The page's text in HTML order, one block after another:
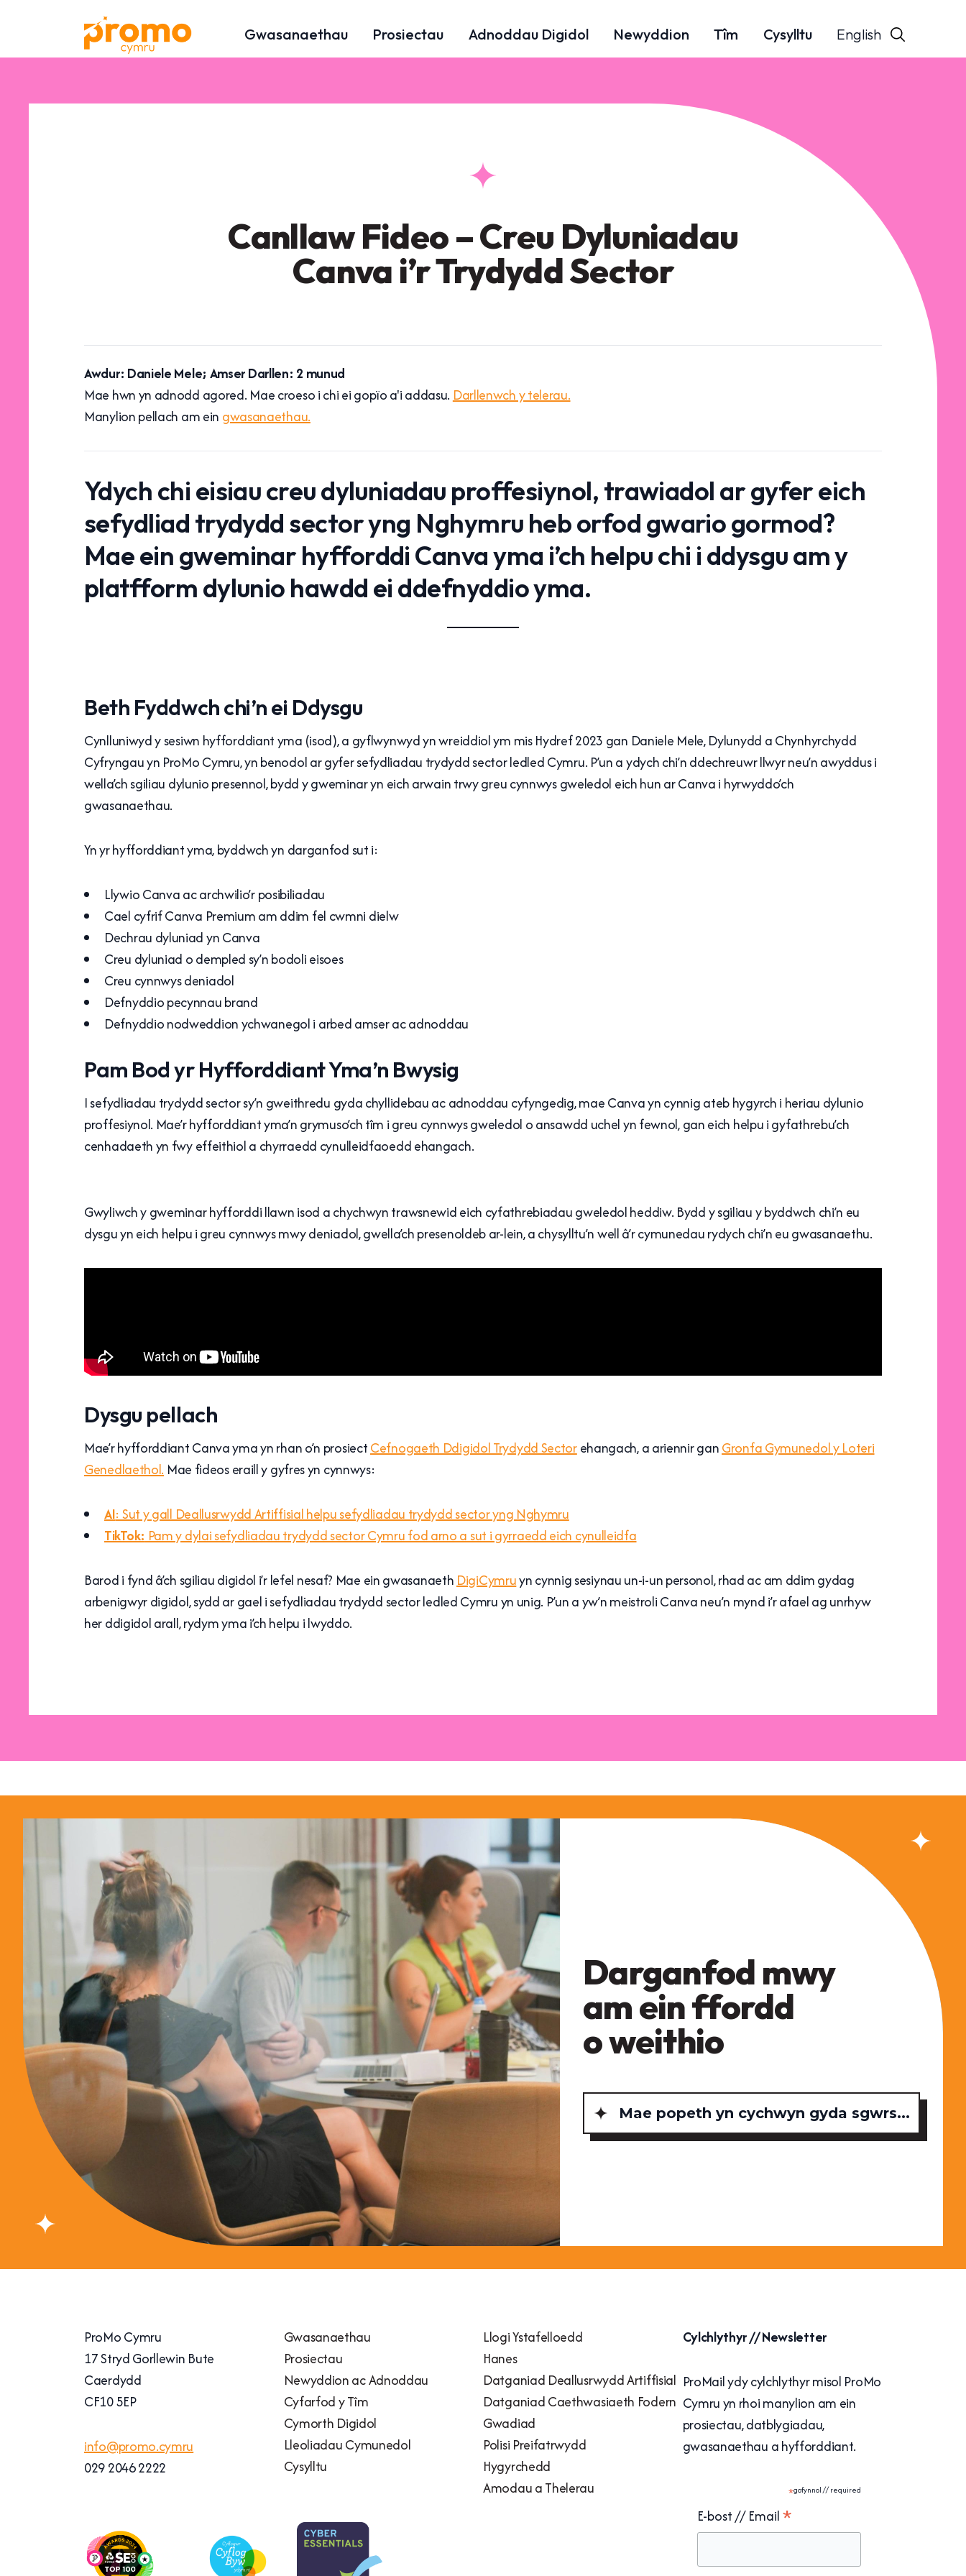
Gwasanaethau Prosiectau Adnoddau Digidol Newyddion Tîm Cysylltu English
Canllaw Fideo – Creu Dyluniadau
Canva i’r Trydydd Sector
Awdur: Daniele Mele; Amser Darllen: 2 munud
Mae hwn yn adnodd agored. Mae croeso i chi ei gopïo a'i addasu. Darllenwch y telerau.
Manylion pellach am ein gwasanaethau.
Ydych chi eisiau creu dyluniadau proffesiynol, trawiadol ar gyfer eich
sefydliad trydydd sector yng Nghymru heb orfod gwario gormod?
Mae ein gweminar hyfforddi Canva yma i’ch helpu chi i ddysgu am y
platfform dylunio hawdd ei ddefnyddio yma.
Beth Fyddwch chi’n ei Ddysgu
Cynlluniwyd y sesiwn hyfforddiant yma (isod), a gyflwynwyd yn wreiddiol ym mis Hydref 2023 gan Daniele Mele, Dylunydd a Chynhyrchydd
Cyfryngau yn ProMo Cymru, yn benodol ar gyfer sefydliadau trydydd sector ledled Cymru. P’un a ydych chi’n ddechreuwr llwyr neu’n awyddus i
wella’ch sgiliau dylunio presennol, bydd y gweminar yn eich arwain trwy greu cynnwys gweledol eich hun ar Canva i hyrwyddo’ch
gwasanaethau.
Yn yr hyfforddiant yma, byddwch yn darganfod sut i:
Llywio Canva ac archwilio’r posibiliadau
Cael cyfrif Canva Premium am ddim fel cwmni dielw
Dechrau dyluniad yn Canva
Creu dyluniad o dempled sy’n bodoli eisoes
Creu cynnwys deniadol
Defnyddio pecynnau brand
Defnyddio nodweddion ychwanegol i arbed amser ac adnoddau
Pam Bod yr Hyfforddiant Yma’n Bwysig
I sefydliadau trydydd sector sy’n gweithredu gyda chyllidebau ac adnoddau cyfyngedig, mae Canva yn cynnig ateb hygyrch i heriau dylunio
proffesiynol. Mae’r hyfforddiant yma’n grymuso’ch tîm i greu cynnwys gweledol o ansawdd uchel yn fewnol, gan eich helpu i gyfathrebu’ch
cenhadaeth yn fwy effeithiol a chyrraedd cynulleidfaoedd ehangach.
Gwyliwch y gweminar hyfforddi llawn isod a chychwyn trawsnewid eich cyfathrebiadau gweledol heddiw. Bydd y sgiliau y byddwch chi’n eu
dysgu yn eich helpu i greu cynnwys mwy deniadol, gwella’ch presenoldeb ar-lein, a chysylltu’n well â’r cymunedau rydych chi’n eu gwasanaethu.
Dysgu pellach
Mae’r hyfforddiant Canva yma yn rhan o’n prosiectCefnogaeth Ddigidol Trydydd Sectorehangach, a ariennir ganGronfa Gymunedol y Loteri
Genedlaethol. Mae fideos eraill y gyfres yn cynnwys:
AI: Sut y gall Deallusrwydd Artiffisial helpu sefydliadau trydydd sector yng Nghymru
TikTok: Pam y dylai sefydliadau trydydd sector Cymru fod arno a sut i gyrraedd eich cynulleidfa
Barod i fynd â’ch sgiliau digidol i’r lefel nesaf? Mae ein gwasanaeth DigiCymruyn cynnig sesiynau un-i-un personol, rhad ac am ddim gydag
arbenigwyr digidol, sydd ar gael i sefydliadau trydydd sector ledled Cymru yn unig. P’un a yw’n meistroli Canva neu’n mynd i’r afael ag unrhyw
her ddigidol arall, rydym yma i’ch helpu i lwyddo.
Darganfod mwy
am ein ffordd
o weithio
Mae popeth yn cychwyn gyda sgwrs...
ProMo Cymru
17 Stryd Gorllewin Bute
Caerdydd
CF10 5EP
info@promo.cymru
029 2046 2222
Gwasanaethau
Prosiectau
Newyddion ac Adnoddau
Cyfarfod y Tîm
Cymorth Digidol
Lleoliadau Cymunedol
Cysylltu
Llogi Ystafelloedd
Hanes
Datganiad Deallusrwydd Artiffisial
Datganiad Caethwasiaeth Fodern
Gwadiad
Polisi Preifatrwydd
Hygyrchedd
Amodau a Thelerau
Cylchlythyr // Newsletter
ProMail ydy cylchlythyr misol ProMo
Cymru yn rhoi manylion am ein
prosiectau, datblygiadau,
gwasanaethau a hyfforddiant.
*gofynnol // required
E-bost // Email*